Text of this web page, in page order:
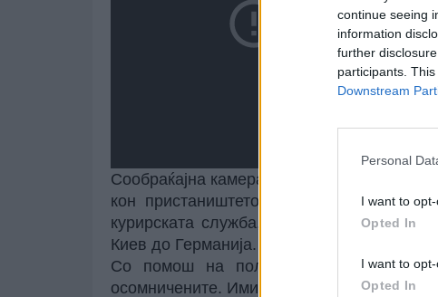
continue seeing
information
further
participants.
Downstream
Personal
I want to
Opted In
I want to
Opted In
Сообраќајна камера на Риген, која го
кон пристаништето, исто така ја
курирската служба, подоцна сведочел
Киев до Германија.
Со помош на полските власти,
осомничените. Имињата што ги користеле